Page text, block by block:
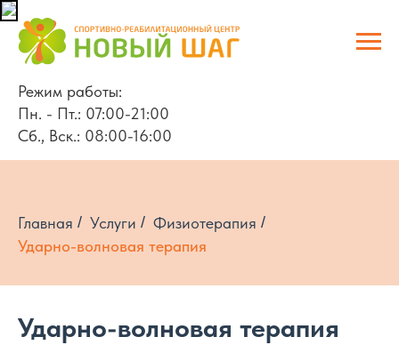
Режим работы:
Пн. - Пт.: 07:00-21:00
Сб., Вск.: 08:00-16:00
Главная / Услуги / Физиотерапия /
Ударно-волновая терапия
Ударно-волновая терапия